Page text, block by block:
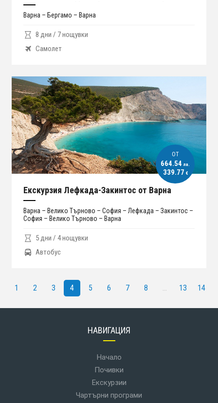
Варна – Бергамо – Варна
8 дни / 7 нощувки
Самолет
ОT
664.54 лв.
339.77 €
Екскурзия Лефкада-Закинтос от Варна
Варна – Велико Търново – София – Лефкада – Закинтос –
София – Велико Търново – Варна
5 дни / 4 нощувки
Автобус
1 2 3 4 5 6 7 8 ... 13 14
НАВИГАЦИЯ
Начало
Почивки
Екскурзии
Чартърни програми